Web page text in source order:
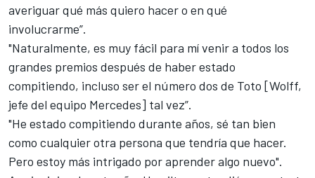
averiguar qué más quiero hacer o en qué
involucrarme”.
"Naturalmente, es muy fácil para mí venir a todos los
grandes premios después de haber estado
compitiendo, incluso ser el número dos de Toto [Wolff,
jefe del equipo Mercedes] tal vez”.
"He estado compitiendo durante años, sé tan bien
como cualquier otra persona que tendría que hacer.
Pero estoy más intrigado por aprender algo nuevo".